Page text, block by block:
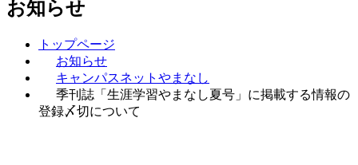
お知らせ
トップページ
お知らせ
キャンパスネットやまなし
季刊誌「生涯学習やまなし夏号」に掲載する情報の
登録〆切について